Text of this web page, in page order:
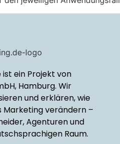
ein Projekt von
Hamburg. Wir
und erklären, wie
Marketing verändern –
Agenturen und
Raum.